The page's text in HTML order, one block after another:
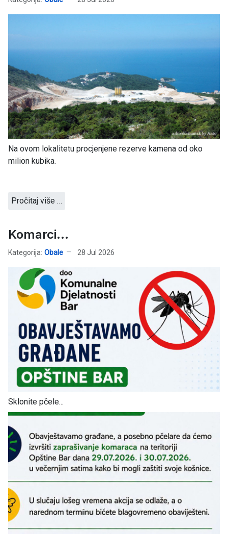
Na ovom lokalitetu procjenjene rezerve kamena od oko
milion kubika.
Pročitaj više …
Komarci...
Kategorija: Obale 28 Jul 2026
Sklonite pčele...